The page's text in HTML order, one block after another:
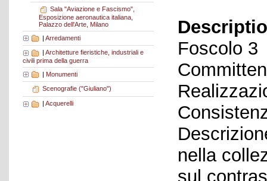
Sala "Aviazione e Fascismo",
Esposizione aeronautica italiana,
Palazzo dell'Arte, Milano
| Arredamenti
Architetture fieristiche, industriali e
civili prima della guerra
| Monumenti
Scenografie ("Giuliano")
| Acquerelli
Foscolo 3
nella
sul